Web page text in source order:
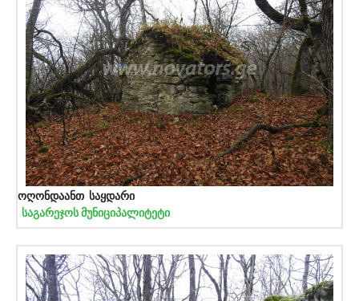
ოღონდაანთ საყდარი
საგარეჯოს მუნიციპალიტეტი